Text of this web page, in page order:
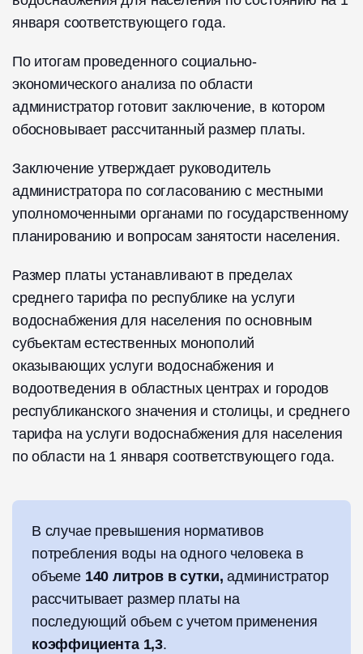
января соответствующего года.
По итогам проведенного социально-
экономического анализа по области
администратор готовит заключение, в котором
обосновывает рассчитанный размер платы.
Заключение утверждает руководитель
администратора по согласованию с местными
уполномоченными органами по государственному
планированию и вопросам занятости населения.
Размер платы устанавливают в пределах
среднего тарифа по республике на услуги
водоснабжения для населения по основным
субъектам естественных монополий
оказывающих услуги водоснабжения и
водоотведения в областных центрах и городов
республиканского значения и столицы, и среднего
тарифа на услуги водоснабжения для населения
по области на 1 января соответствующего года.
В случае превышения нормативов
потребления воды на одного человека в
объеме 140 литров в сутки, администратор
рассчитывает размер платы на
последующий объем с учетом применения
коэффициента 1,3.